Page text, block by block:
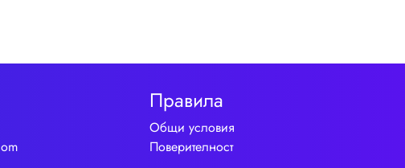
Правила
Общи условия
Поверителност